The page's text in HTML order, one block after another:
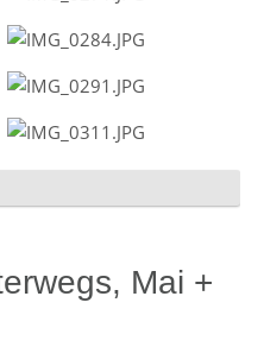
Mai +